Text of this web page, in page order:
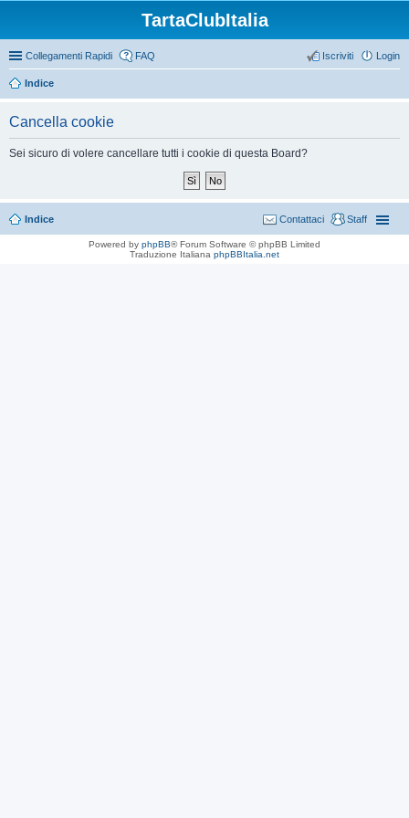
TartaClubItalia
Collegamenti Rapidi FAQ Login
Iscriviti
Indice
Cancella cookie
Sei sicuro di volere cancellare tutti i cookie di questa Board?
Indice Staff
Contattaci
Powered by phpBB® Forum Software © phpBB Limited
Traduzione Italiana phpBBItalia.net